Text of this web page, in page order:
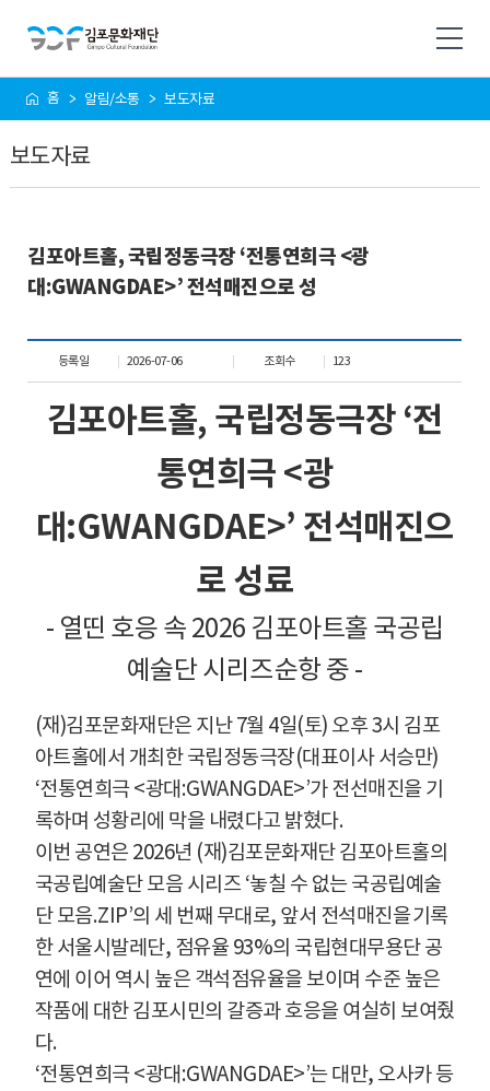
사
이
맵
홈 알림/소통 보도자료
보도자료
김포아트홀, 국립정동극장 ‘전통연희극 <광
대:GWANGDAE>’ 전석매진으로 성
등록일 2026-07-06 조회수 123
김포아트홀, 국립정동극장 ‘전
통연희극 <광
대:GWANGDAE>’ 전석매진으
로 성료
- 열띤 호응 속2026 김포아트홀 국공립
예술단 시리즈순항 중-
(재)김포문화재단은 지난7월 4일(토) 오후3시 김포
아트홀에서 개최한국립정동극장(대표이사 서승만)
‘전통연희극<광대:GWANGDAE>’가 전선매진을 기
록하며 성황리에 막을 내렸다고 밝혔다.
이번 공연은 2026년 (재)김포문화재단 김포아트홀의
국공립예술단 모음시리즈‘놓칠 수 없는 국공립예술
단 모음.ZIP’의 세 번째 무대로, 앞서 전석매진을기록
한 서울시발레단, 점유율 93%의 국립현대무용단 공
연에 이어 역시 높은 객석점유율을 보이며 수준 높은
작품에 대한 김포시민의 갈증과 호응을 여실히 보여줬
다.
‘전통연희극<광대:GWANGDAE>’는 대만, 오사카 등